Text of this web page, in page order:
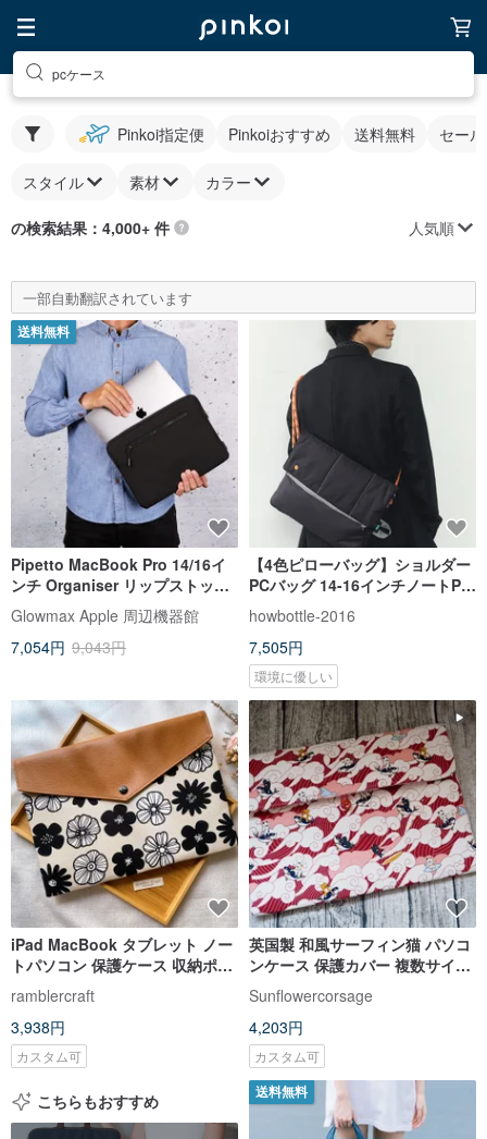
pcケース
Pinkoi指定便 Pinkoiおすすめ 送料無料 セー
スタイル 素材 カラー
の検索結果：4,000+ 件 人気順
一部自動翻訳されています
送料無料
Pipetto MacBook Pro 14/16イ
ンチ Organiser リップストップ
生地ノートPCケース - ブラック
Glowmax Apple 周辺機器館
7,054円 9,043円
【4色ピローバッグ】ショルダー
PCバッグ 14-16インチノートPC
対応 エコ再生素材
howbottle-2016
7,505円
環境に優しい
iPad MacBook タブレット ノー
トパソコン 保護ケース 収納ポー
チ ライトカーキ×モノクロ花柄
ramblercraft
3,938円
カスタム可
英国製 和風サーフィン猫 パソコ
ンケース 保護カバー 複数サイズ
展開
Sunflowercorsage
4,203円
カスタム可
こちらもおすすめ 送料無料